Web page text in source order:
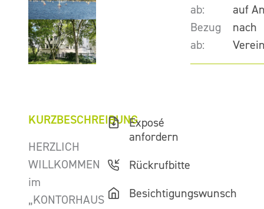
ab:
auf
Bezug
ab:
nach
KURZBESCHREIBUNG
HERZLICH
WILLKOMMEN
im
„KONTORHAUS
Exposé
anfordern
Rückrufbitte
Besichtigungswunsch